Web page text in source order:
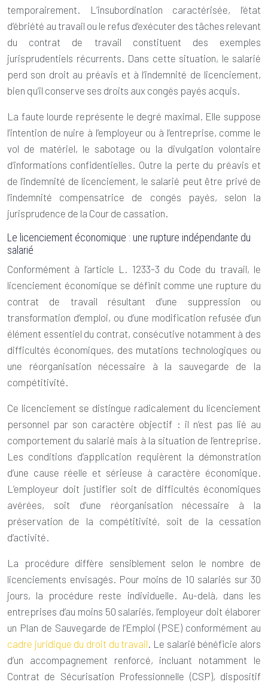
temporairement. L’insubordination caractérisée, l’état
d’ébriété au travail ou le refus d’exécuter des tâches relevant
du contrat de travail constituent des exemples
jurisprudentiels récurrents. Dans cette situation, le salarié
perd son droit au préavis et à l’indemnité de licenciement,
bien qu’il conserve ses droits aux congés payés acquis.
La faute lourde représente le degré maximal. Elle suppose
l’intention de nuire à l’employeur ou à l’entreprise, comme le
vol de matériel, le sabotage ou la divulgation volontaire
d’informations confidentielles. Outre la perte du préavis et
de l’indemnité de licenciement, le salarié peut être privé de
l’indemnité compensatrice de congés payés, selon la
jurisprudence de la Cour de cassation.
Le licenciement économique : une rupture indépendante du
salarié
Conformément à l’article L. 1233-3 du Code du travail, le
licenciement économique se définit comme une rupture du
contrat de travail résultant d’une suppression ou
transformation d’emploi, ou d’une modification refusée d’un
élément essentiel du contrat, consécutive notamment à des
difficultés économiques, des mutations technologiques ou
une réorganisation nécessaire à la sauvegarde de la
compétitivité.
Ce licenciement se distingue radicalement du licenciement
personnel par son caractère objectif : il n’est pas lié au
comportement du salarié mais à la situation de l’entreprise.
Les conditions d’application requièrent la démonstration
d’une cause réelle et sérieuse à caractère économique.
L’employeur doit justifier soit de difficultés économiques
avérées, soit d’une réorganisation nécessaire à la
préservation de la compétitivité, soit de la cessation
d’activité.
La procédure diffère sensiblement selon le nombre de
licenciements envisagés. Pour moins de 10 salariés sur 30
jours, la procédure reste individuelle. Au-delà, dans les
entreprises d’au moins 50 salariés, l’employeur doit élaborer
un Plan de Sauvegarde de l’Emploi (PSE) conformément au
cadre juridique du droit du travail. Le salarié bénéficie alors
d’un accompagnement renforcé, incluant notamment le
Contrat de Sécurisation Professionnelle (CSP), dispositif